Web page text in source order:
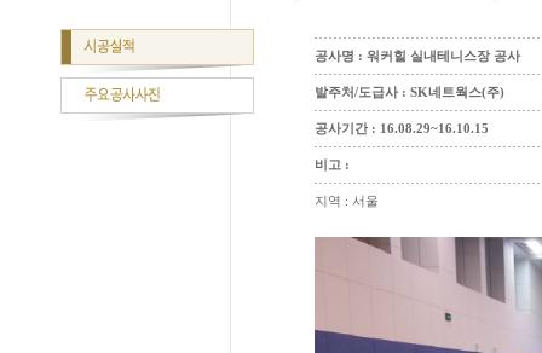
공사명 : 워커힐 실내테니스장 공사
발주처/도급사 : SK네트웍스(주)
공사기간 : 16.08.29~16.10.15
비고 :
지역 : 서울